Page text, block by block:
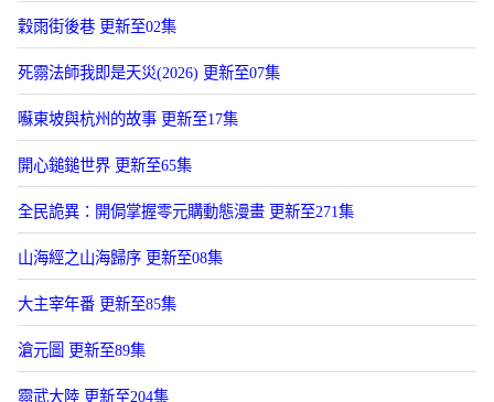
穀雨街後巷 更新至02集
死霛法師我即是天災(2026) 更新至07集
囌東坡與杭州的故事 更新至17集
開心鎚鎚世界 更新至65集
全民詭異：開侷掌握零元購動態漫畫 更新至271集
山海經之山海歸序 更新至08集
大主宰年番 更新至85集
滄元圖 更新至89集
霛武大陸 更新至204集